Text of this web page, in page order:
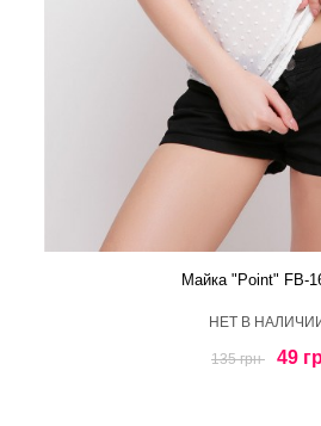
Майка "Point" FB-
HЕТ В
135 грн 49